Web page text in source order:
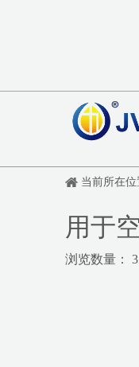
当前所在位
用于
浏览数量： 3